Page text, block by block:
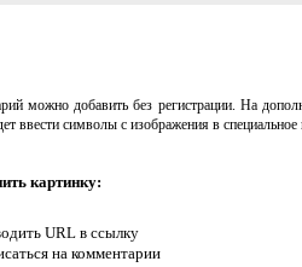
можно добавить без регистрации. На
ввести символы с изображения в специальное
картинку:
URL в ссылку
на комментарии